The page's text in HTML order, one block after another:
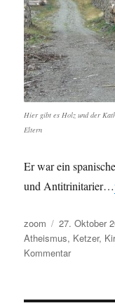
Hier gibt es Holz und der
Eltern
Er war ein
und Antitrinitarier…
Autor
zoom
Veröffentlicht
am
27. Oktober
Atheismus, Ketzer,
Kommentarzu
Jahren: